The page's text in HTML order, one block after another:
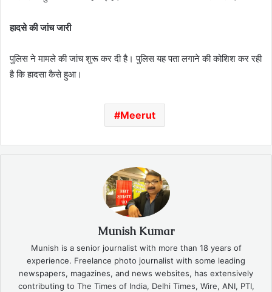
हादसे की जांच जारी
पुलिस ने मामले की जांच शुरू कर दी है। पुलिस यह पता लगाने की कोशिश कर रही
है कि हादसा कैसे हुआ।
Meerut
Munish Kumar
Munish is a senior journalist with more than 18 years of
experience. Freelance photo journalist with some leading
newspapers, magazines, and news websites, has extensively
contributing to The Times of India, Delhi Times, Wire, ANI, PTI,